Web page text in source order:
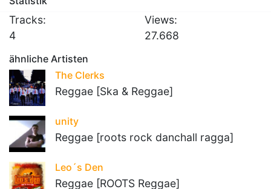
Tracks:
4
Views:
27.668
ähnliche Artisten
The Clerks
Reggae [Ska & Reggae]
unity
Reggae [roots rock danchall ragga]
Leo´s Den
Reggae [ROOTS Reggae]